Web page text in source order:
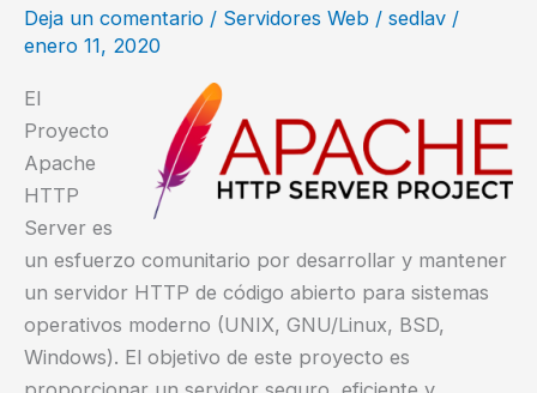
Deja un comentario / Servidores Web / sedlav /
enero 11, 2020
El
Proyecto
Apache
HTTP
Server es
un esfuerzo comunitario por desarrollar y mantener
un servidor HTTP de código abierto para sistemas
operativos moderno (UNIX, GNU/Linux, BSD,
Windows). El objetivo de este proyecto es